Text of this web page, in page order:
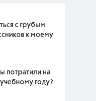
с грубым
к моему
потратили на
году?